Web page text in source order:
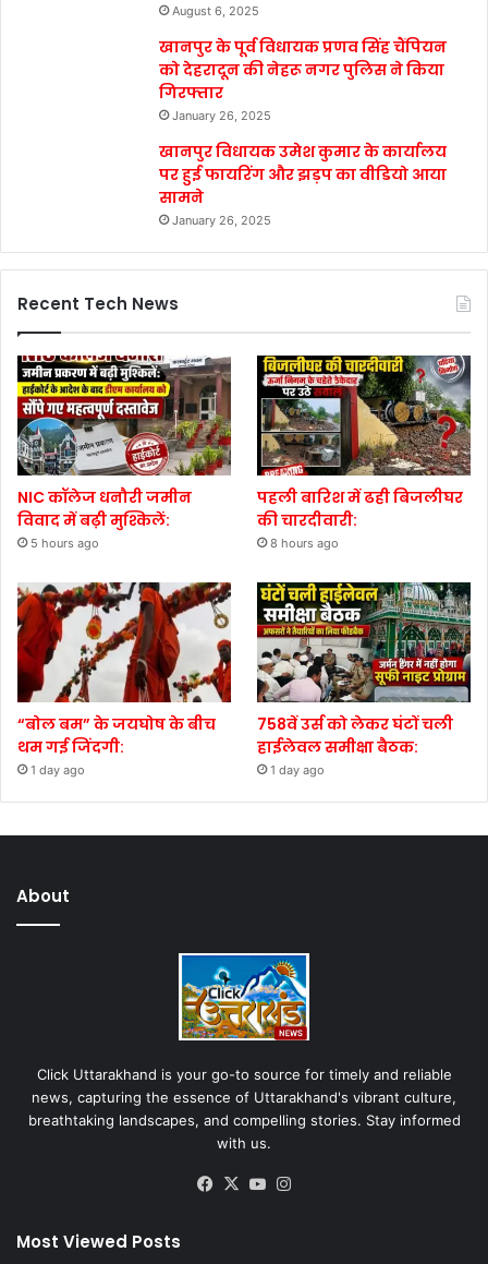
August 6, 2025
खानपुर के पूर्व विधायक प्रणव सिंह चैंपियन
को देहरादून की नेहरू नगर पुलिस ने किया
गिरफ्तार
January 26, 2025
खानपुर विधायक उमेश कुमार के कार्यालय
पर हुई फायरिंग और झड़प का वीडियो आया
सामने
January 26, 2025
Recent Tech News
NIC कॉलेज धनौरी जमीन
विवाद में बढ़ी मुश्किलें:
5 hours ago
पहली बारिश में ढही बिजलीघर
की चारदीवारी:
8 hours ago
“बोल बम” के जयघोष के बीच
थम गई जिंदगी:
1 day ago
758वें उर्स को लेकर घंटों चली
हाईलेवल समीक्षा बैठक:
1 day ago
About
Click Uttarakhand is your go-to source for timely and reliable
news, capturing the essence of Uttarakhand's vibrant culture,
breathtaking landscapes, and compelling stories. Stay informed
with us.
Facebook
X YouTube
Most Viewed Posts